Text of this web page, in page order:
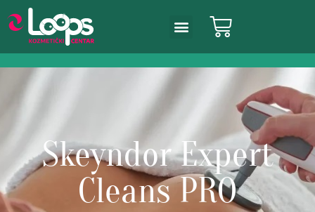
Skeyndor Expert
Cleans PRO